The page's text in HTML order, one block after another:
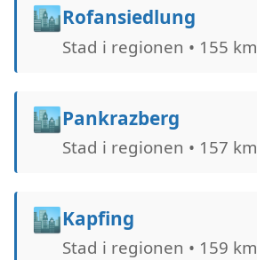
🏙️Rofansiedlung
Stad i regionen • 155 km
🏙️Pankrazberg
Stad i regionen • 157 km
🏙️Kapfing
Stad i regionen • 159 km